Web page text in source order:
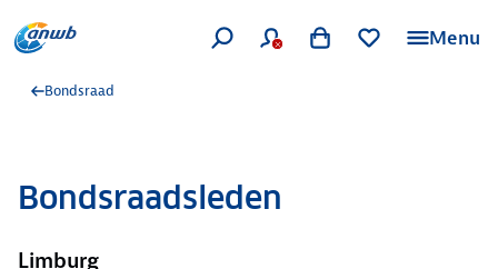
Menu
Bondsraad
Bondsraadsleden
Limburg